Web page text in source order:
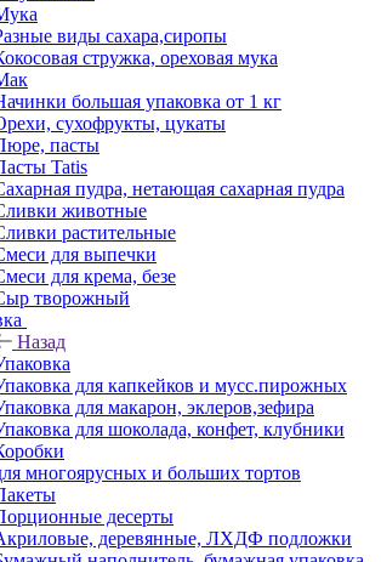
виды сахара,сиропы
стружка, ореховая мука
большая упаковка от 1 кг
сухофрукты, цукаты
пасты
Tatis
пудра, нетающая сахарная пудра
животные
растительные
для выпечки
для крема, безе
творожный
Назад
для капкейков и мусс.пирожных
для макарон, эклеров,зефира
для шоколада, конфет, клубники
многоярусных и больших тортов
десерты
деревянные, ЛХДФ подложки